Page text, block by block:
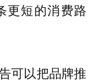
更短的消费路
可以把品牌推